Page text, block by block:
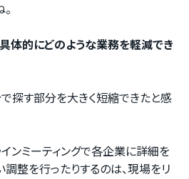
ご利用の方
ご利用の方
体的にどのような業務を軽減でき
探す部分を大きく短縮できたと感
ンミーティングで各企業に詳細を
整を行ったりするのは、現場をリ